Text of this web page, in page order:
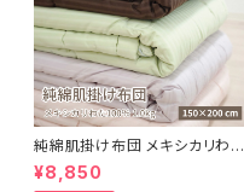
純綿肌掛け布団 メキシカリわた
1.0kg【ストライプサテン】
¥8,850